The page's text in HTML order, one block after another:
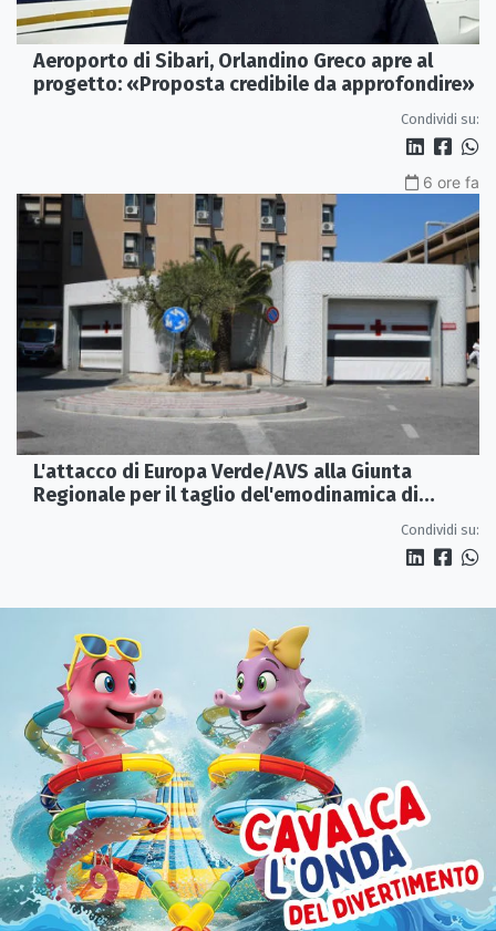
Aeroporto di Sibari, Orlandino Greco apre al
progetto: «Proposta credibile da approfondire»
Condividi su:
6 ore fa
L'attacco di Europa Verde/AVS alla Giunta
Regionale per il taglio del'emodinamica di
Condividi su: